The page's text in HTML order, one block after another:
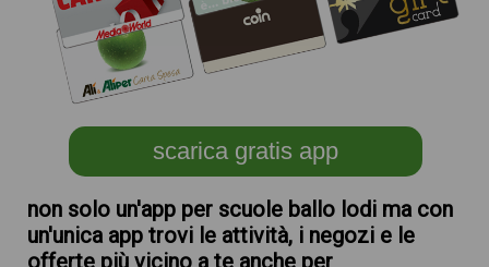
scarica gratis app
non solo un'app per scuole ballo lodi ma con
un'unica app trovi le attività, i negozi e le
offerte più vicino a te anche per